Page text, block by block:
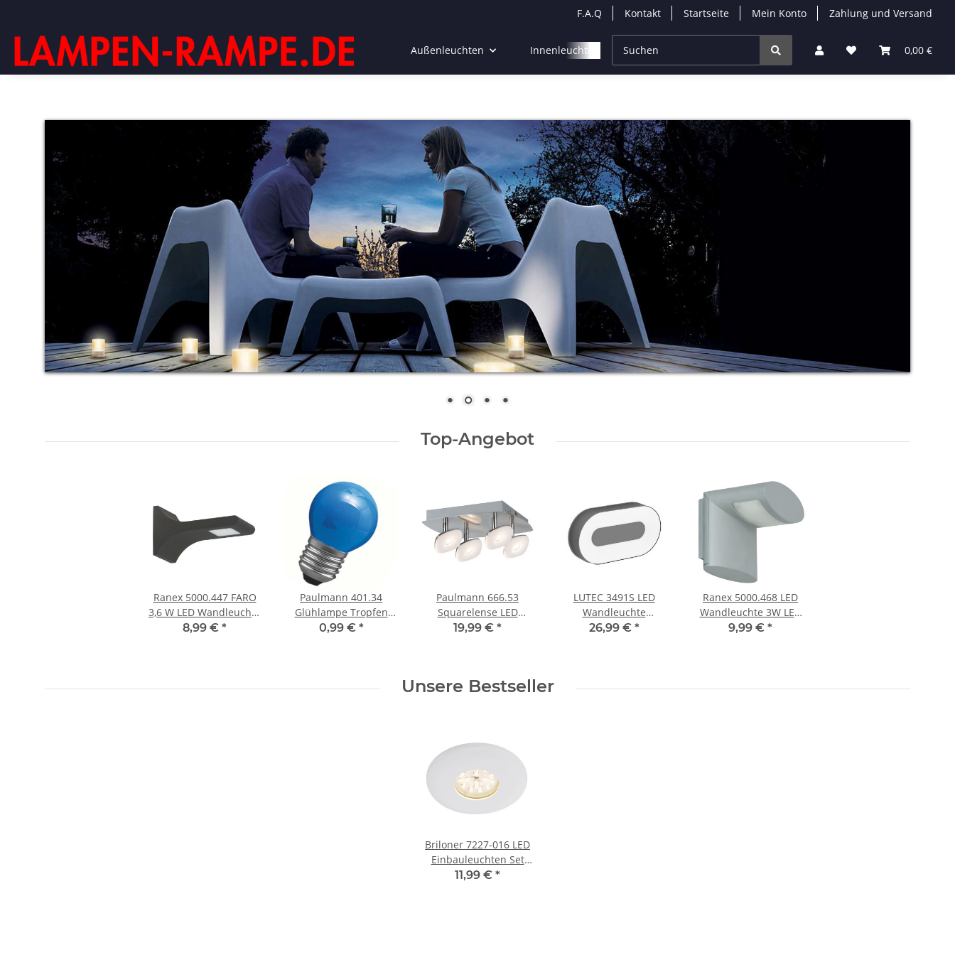
F.A.Q Kontakt Startseite Mein Konto Zahlung und Versand
0,00 €
Außenleuchten Innenleuchten Leuchtmittel Solarleuchten Zubehör
Top-Angebot
Ranex 5000.447 FARO
3,6 W LED Wandleuchte
Schwarz IP54
8,99 € *
Paulmann 401.34
Glühlampe Tropfen
Blau 25W Leuchtmittel
0,99 € *
Paulmann 666.53
Squarelense LED
Deckenlampe Spot
19,99 € *
LUTEC 3491S LED
Wandleuchte
Wandlampe Ublo 6,8W
26,99 € *
Ranex 5000.468 LED
Wandleuchte 3W LED
inkl. Leuchtmittel
9,99 € *
Unsere Bestseller
Briloner 7227-016 LED
Einbauleuchten Set
Weiß rund 5W IP65 inkl.
11,99 € *